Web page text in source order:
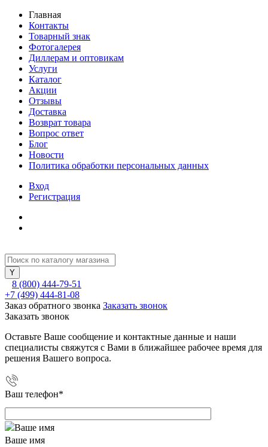
Главная
Контакты
Товарный знак
Фотогалерея
Диллерам и оптовикам
Услуги
Каталог
Акции
Отзывы
Доставка
Возврат товара
Вопрос ответ
Блог
Новости
Политика обработки персональных данных
Вход
Регистрация
8 (800) 444-79-51
+7 (499) 444-81-08
Заказ обратного звонка Заказать звонок
Заказать звонок
Оставьте Ваше сообщение и контактные данные и наши
специалисты свяжутся с Вами в ближайшее рабочее время для
решения Вашего вопроса.
Ваш телефон*
Ваше имя